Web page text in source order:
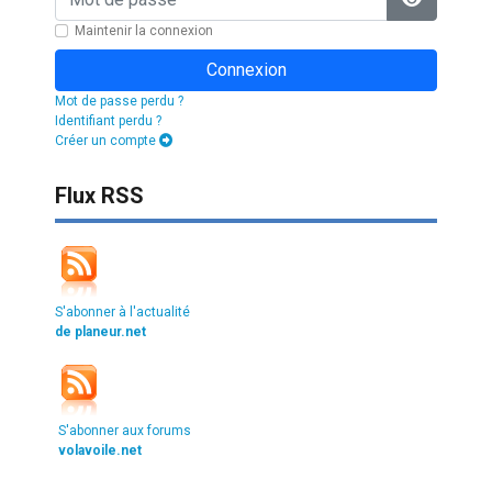
Afficher
Maintenir la connexion
Connexion
Mot de passe perdu ?
Identifiant perdu ?
Créer un compte
Flux RSS
S'abonner à l'actualité
de planeur.net
S'abonner aux forums
volavoile.net